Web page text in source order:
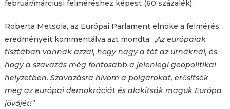
február/márciusi felméréshez képest (60 százalék).
Roberta Metsola, az Európai Parlament elnöke a felmérés
eredményeit kommentálva azt mondta: „Az európaiak
tisztában vannak azzal, hogy nagy a tét az urnáknál, és
hogy a szavazás még fontosabb a jelenlegi geopolitikai
helyzetben. Szavazásra hívom a polgárokat, erősítsék
meg az európai demokráciát és alakítsák maguk Európa
jövőjét!”